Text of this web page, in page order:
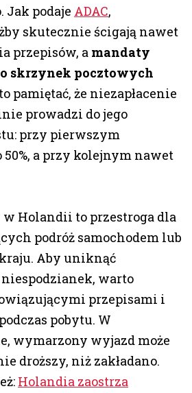
Jak podaje ADAC,
skutecznie ścigają nawet
przepisów, a mandaty
skrzynek pocztowych
pamiętać, że niezapłacenie
prowadzi do jego
przy pierwszym
a przy kolejnym nawet
Holandii to przestroga dla
podróż samochodem lub
Aby uniknąć
warto
przepisami i
pobytu. W
wymarzony wyjazd może
droższy, niż zakładano.
Holandia zaostrza